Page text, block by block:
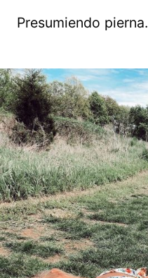
Presumiendo pierna.